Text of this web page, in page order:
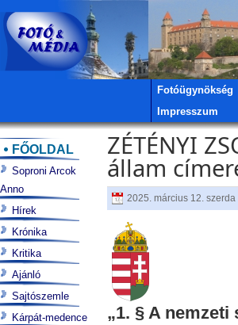
Fotóügynökség
Impresszum
ZÉTÉNYI
állam
2025. március 12. szerda
„1. § A
FŐOLDAL
Soproni Arcok
Anno
Hírek
Krónika
Kritika
Ajánló
Sajtószemle
Kárpát-medence